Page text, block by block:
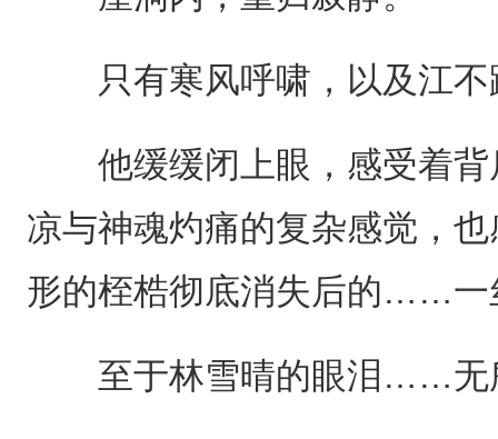
只有寒风呼啸，以及江不
他缓缓闭上眼，感受着背
凉与神魂灼痛的复杂感觉，
形的桎梏彻底消失后的……一
至于林雪晴的眼泪……无